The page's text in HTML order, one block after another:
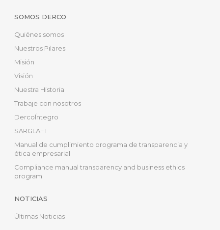
SOMOS DERCO
Quiénes somos
Nuestros Pilares
Misión
Visión
Nuestra Historia
Trabaje con nosotros
DercoÍntegro
SARGLAFT
Manual de cumplimiento programa de transparencia y
ética empresarial
Compliance manual transparency and business ethics
program
NOTICIAS
Últimas Noticias